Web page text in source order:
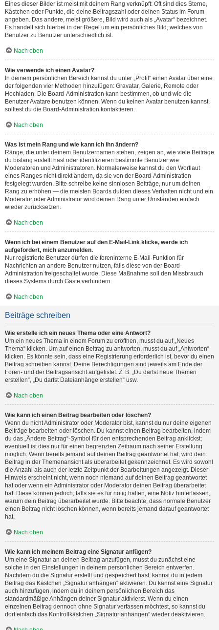
Eines dieser Bilder ist meist mit deinem Rang verknüpft: Oft sind dies Sterne,
Kästchen oder Punkte, die deine Beitragszahl oder deinen Status im Forum
angeben. Das andere, meist größere, Bild wird auch als „Avatar“ bezeichnet.
Es handelt sich hierbei in der Regel um ein persönliches Bild, welches von
Benutzer zu Benutzer unterschiedlich ist.
Nach oben
Wie verwende ich einen Avatar?
In deinem persönlichen Bereich kannst du unter „Profil“ einen Avatar über eine
der folgenden vier Methoden hinzufügen: Gravatar, Galerie, Remote oder
Hochladen. Die Board-Administration kann bestimmen, ob und wie die
Benutzer Avatare benutzen können. Wenn du keinen Avatar benutzen kannst,
solltest du die Board-Administration kontaktieren.
Nach oben
Was ist mein Rang und wie kann ich ihn ändern?
Ränge, die unter deinem Benutzernamen stehen, zeigen an, wie viele Beiträge
du bislang erstellt hast oder identifizieren bestimmte Benutzer wie
Moderatoren und Administratoren. Normalerweise kannst du den Wortlaut
eines Ranges nicht direkt ändern, da sie von der Board-Administration
festgelegt wurden. Bitte schreibe keine sinnlosen Beiträge, nur um deinen
Rang zu erhöhen — die meisten Boards dulden dieses Verhalten nicht und ein
Moderator oder Administrator wird deinen Rang unter Umständen einfach
wieder zurücksetzen.
Nach oben
Wenn ich bei einem Benutzer auf den E-Mail-Link klicke, werde ich
aufgefordert, mich anzumelden.
Nur registrierte Benutzer dürfen die foreninterne E-Mail-Funktion für
Nachrichten an andere Benutzer nutzen, falls diese von der Board-
Administration freigeschaltet wurde. Diese Maßnahme soll den Missbrauch
dieses Systems durch Gäste verhindern.
Nach oben
Beiträge schreiben
Wie erstelle ich ein neues Thema oder eine Antwort?
Um ein neues Thema in einem Forum zu eröffnen, musst du auf „Neues
Thema“ klicken. Um auf einen Beitrag zu antworten, musst du auf „Antworten“
klicken. Es könnte sein, dass eine Registrierung erforderlich ist, bevor du einen
Beitrag schreiben kannst. Deine Berechtigungen sind jeweils am Ende der
Foren- und der Beitragsansicht aufgelistet. Z. B. „Du darfst neue Themen
erstellen“, „Du darfst Dateianhänge erstellen“ usw.
Nach oben
Wie kann ich einen Beitrag bearbeiten oder löschen?
Wenn du nicht Administrator oder Moderator bist, kannst du nur deine eigenen
Beiträge bearbeiten oder löschen. Du kannst einen Beitrag bearbeiten, indem
du das „Ändere Beitrag“-Symbol für den entsprechenden Beitrag anklickst;
eventuell ist dies nur für einen begrenzten Zeitraum nach seiner Erstellung
möglich. Wenn bereits jemand auf deinen Beitrag geantwortet hat, wird dein
Beitrag in der Themenansicht als überarbeitet gekennzeichnet. Es wird sowohl
die Anzahl als auch der letzte Zeitpunkt der Bearbeitungen angezeigt. Dieser
Hinweis erscheint nicht, wenn noch niemand auf deinen Beitrag geantwortet
hat oder wenn ein Administrator oder Moderator deinen Beitrag überarbeitet
hat. Diese können jedoch, falls sie es für nötig halten, eine Notiz hinterlassen,
warum dein Beitrag überarbeitet wurde. Bitte beachte, dass normale Benutzer
einen Beitrag nicht löschen können, wenn bereits jemand darauf geantwortet
hat.
Nach oben
Wie kann ich meinem Beitrag eine Signatur anfügen?
Um eine Signatur an deinen Beitrag anzufügen, musst du zunächst eine
solche in den Einstellungen in deinem persönlichen Bereich entwerfen.
Nachdem du die Signatur erstellt und gespeichert hast, kannst du in jedem
Beitrag das Kästchen „Signatur anhängen“ aktivieren. Du kannst eine Signatur
auch hinzufügen, indem du in deinem persönlichen Bereich das
standardmäßige Anhängen deiner Signatur aktivierst. Wenn du einen
einzelnen Beitrag dennoch ohne Signatur verfassen möchtest, so kannst du
dort einfach das Kontrollkästchen „Signatur anhängen“ wieder deaktivieren.